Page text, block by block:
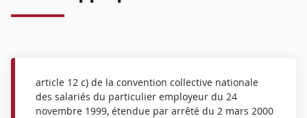
article 12 c) de la convention collective nationale
des salariés du particulier employeur du 24
novembre 1999, étendue par arrêté du 2 mars 2000